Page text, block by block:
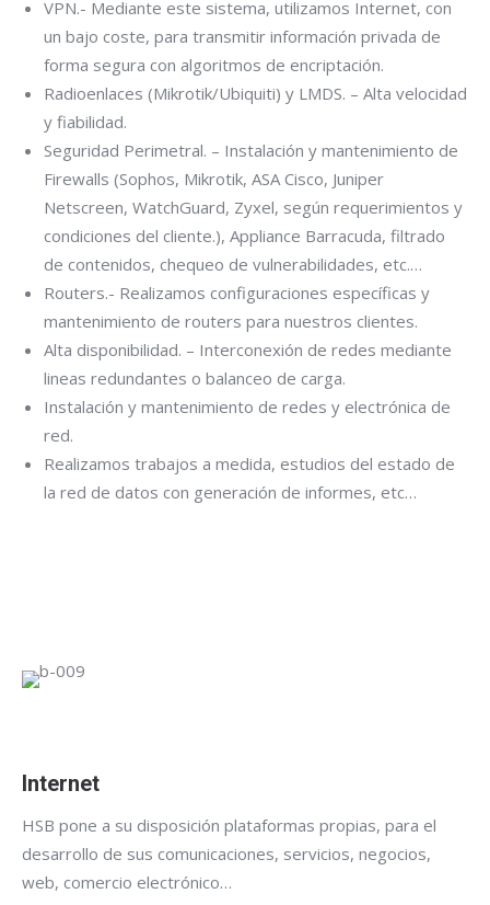
VPN.- Mediante este sistema, utilizamos Internet, con
un bajo coste, para transmitir información privada de
forma segura con algoritmos de encriptación.
Radioenlaces (Mikrotik/Ubiquiti) y LMDS. – Alta velocidad
y fiabilidad.
Seguridad Perimetral. – Instalación y mantenimiento de
Firewalls (Sophos, Mikrotik, ASA Cisco, Juniper
Netscreen, WatchGuard, Zyxel, según requerimientos y
condiciones del cliente.), Appliance Barracuda, filtrado
de contenidos, chequeo de vulnerabilidades, etc.…
Routers.- Realizamos configuraciones específicas y
mantenimiento de routers para nuestros clientes.
Alta disponibilidad. – Interconexión de redes mediante
lineas redundantes o balanceo de carga.
Instalación y mantenimiento de redes y electrónica de
red.
Realizamos trabajos a medida, estudios del estado de
la red de datos con generación de informes, etc…
Internet
HSB pone a su disposición plataformas propias, para el
desarrollo de sus comunicaciones, servicios, negocios,
web, comercio electrónico…